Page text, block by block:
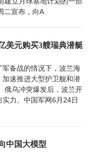
二宣布，向A
美元购买3艘瑞典潜艇
军备战的情况下，波兰海
加速推进大型护卫舰和潜
俄乌冲突爆发后，波兰开
力。中国军网6月24日
中国大模型